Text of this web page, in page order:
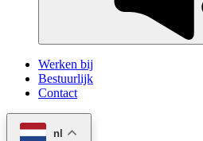
Werken bij
Bestuurlijk
Contact
nl